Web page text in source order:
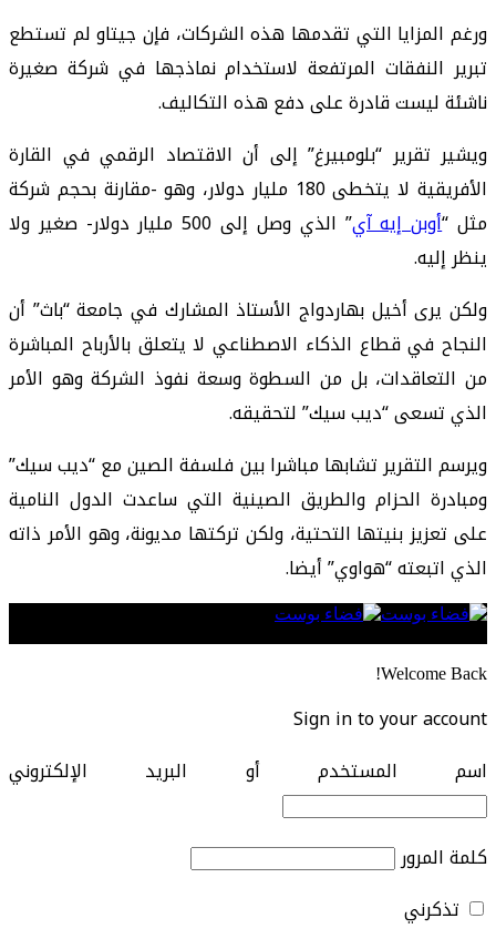
ورغم المزايا التي تقدمها هذه الشركات، فإن جيتاو لم تستطع
تبرير النفقات المرتفعة لاستخدام نماذجها في شركة صغيرة
ناشئة ليست قادرة على دفع هذه التكاليف.
ويشير تقرير “بلومبيرغ” إلى أن الاقتصاد الرقمي في القارة
الأفريقية لا يتخطى 180 مليار دولار، وهو -مقارنة بحجم شركة
مثل “أوبن إيه آي
” الذي وصل إلى 500 مليار دولار- صغير ولا
ينظر إليه.
ولكن يرى أخيل بهاردواج الأستاذ المشارك في جامعة “باث” أن
النجاح في قطاع الذكاء الاصطناعي لا يتعلق بالأرباح المباشرة
من التعاقدات، بل من السطوة وسعة نفوذ الشركة وهو الأمر
الذي تسعى “ديب سيك” لتحقيقه.
ويرسم التقرير تشابها مباشرا بين فلسفة الصين مع “ديب سيك”
ومبادرة الحزام والطريق الصينية التي ساعدت الدول النامية
على تعزيز بنيتها التحتية، ولكن تركتها مديونة، وهو الأمر ذاته
الذي اتبعته “هواوي” أيضا.
Welcome Back!
Sign in to your account
اسم المستخدم أو البريد الإلكتروني
كلمة المرور
تذكرني